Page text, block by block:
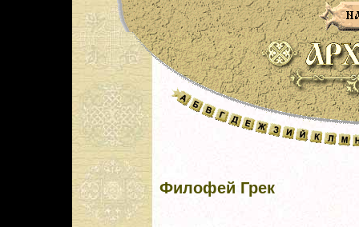
Филофей Грек